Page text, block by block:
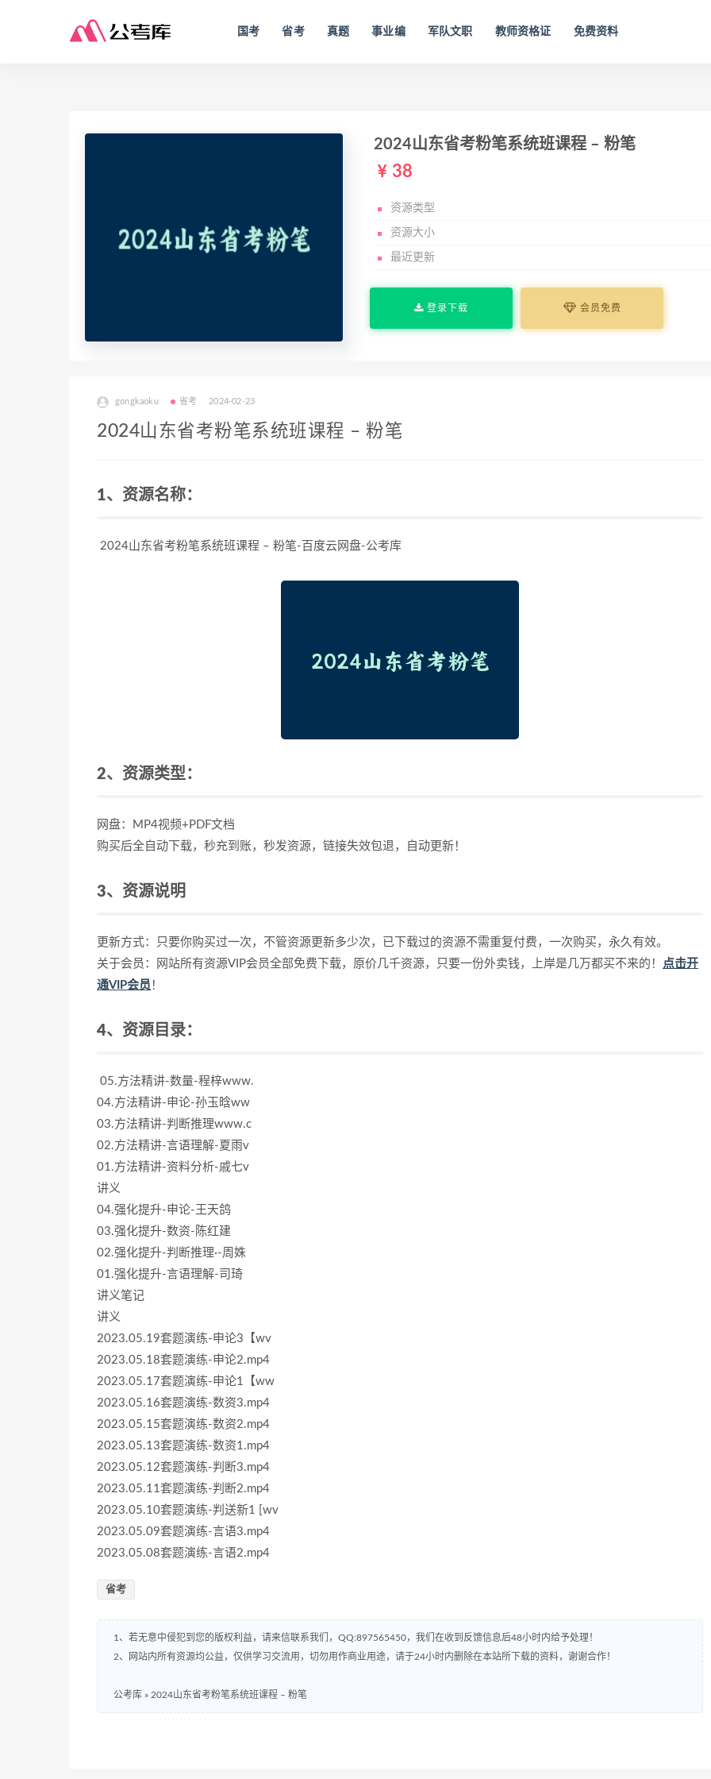
国考 省考 真题 事业编 军队文职 教师资格证 免费资料
2024山东省考粉笔系统班课程 – 粉笔
38
资源类型
资源大小
最近更新
登录下载 会员免费
gongkaoku 省考 2024-02-23
2024山东省考粉笔系统班课程 – 粉笔
1、资源名称：
2024山东省考粉笔系统班课程 – 粉笔-百度云网盘-公考库
2、资源类型：
网盘：MP4视频+PDF文档
购买后全自动下载，秒充到账，秒发资源，链接失效包退，自动更新！
3、资源说明
更新方式：只要你购买过一次，不管资源更新多少次，已下载过的资源不需重复付费，一次购买，永久有效。
关于会员：网站所有资源VIP会员全部免费下载，原价几千资源，只要一份外卖钱，上岸是几万都买不来的！ 点击开
通VIP会员 ！
4、资源目录：
05.方法精讲-数量-程梓www.
04.方法精讲-申论-孙玉晗ww
03.方法精讲-判断推理www.c
02.方法精讲-言语理解-夏雨v
01.方法精讲-资料分析-戚七v
讲义
04.强化提升-申论-王天鸽
03.强化提升-数资-陈红建
02.强化提升-判断推理·-周姝
01.强化提升-言语理解-司琦
讲义笔记
讲义
2023.05.19套题演练-申论3【wv
2023.05.18套题演练-申论2.mp4
2023.05.17套题演练-申论1【ww
2023.05.16套题演练-数资3.mp4
2023.05.15套题演练-数资2.mp4
2023.05.13套题演练-数资1.mp4
2023.05.12套题演练-判断3.mp4
2023.05.11套题演练-判断2.mp4
2023.05.10套题演练-判送新1 [wv
2023.05.09套题演练-言语3.mp4
2023.05.08套题演练-言语2.mp4
省考
1、若无意中侵犯到您的版权利益，请来信联系我们，QQ:897565450，我们在收到反馈信息后48小时内给予处理！
2、网站内所有资源均公益，仅供学习交流用，切勿用作商业用途，请于24小时内删除在本站所下载的资料，谢谢合作！
公考库 » 2024山东省考粉笔系统班课程 – 粉笔